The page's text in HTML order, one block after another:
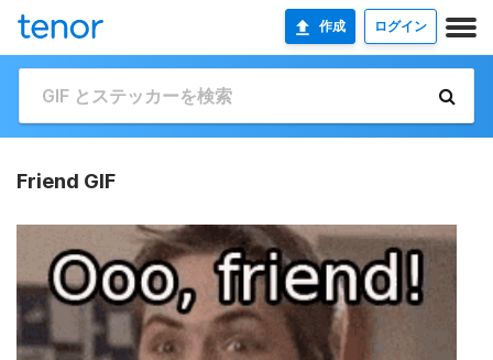
作成 ログイン
Friend GIF